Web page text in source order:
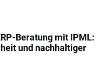
Beratung mit IPML:
und nachhaltiger